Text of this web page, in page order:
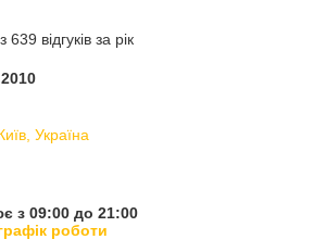
відгуків за рік
Україна
з 09:00 до 21:00
роботи